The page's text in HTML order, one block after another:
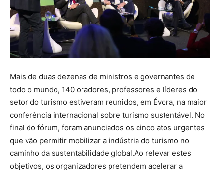
Mais de duas dezenas de ministros e governantes de
todo o mundo, 140 oradores, professores e líderes do
setor do turismo estiveram reunidos, em Évora, na maior
conferência internacional sobre turismo sustentável. No
final do fórum, foram anunciados os cinco atos urgentes
que vão permitir mobilizar a indústria do turismo no
caminho da sustentabilidade global.Ao relevar estes
objetivos, os organizadores pretendem acelerar a